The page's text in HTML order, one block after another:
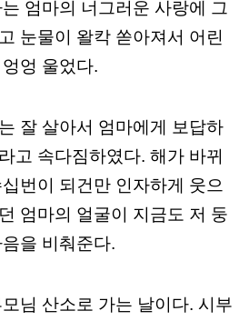
엄마의 너그러운 사랑에 그
눈물이 왈칵 쏟아져서 어린
엉 울었다.
잘 살아서 엄마에게 보답하
고 속다짐하였다. 해가 바뀌
번이 되건만 인자하게 웃으
엄마의 얼굴이 지금도 저 둥
을 비춰준다.
님 산소로 가는 날이다. 시부